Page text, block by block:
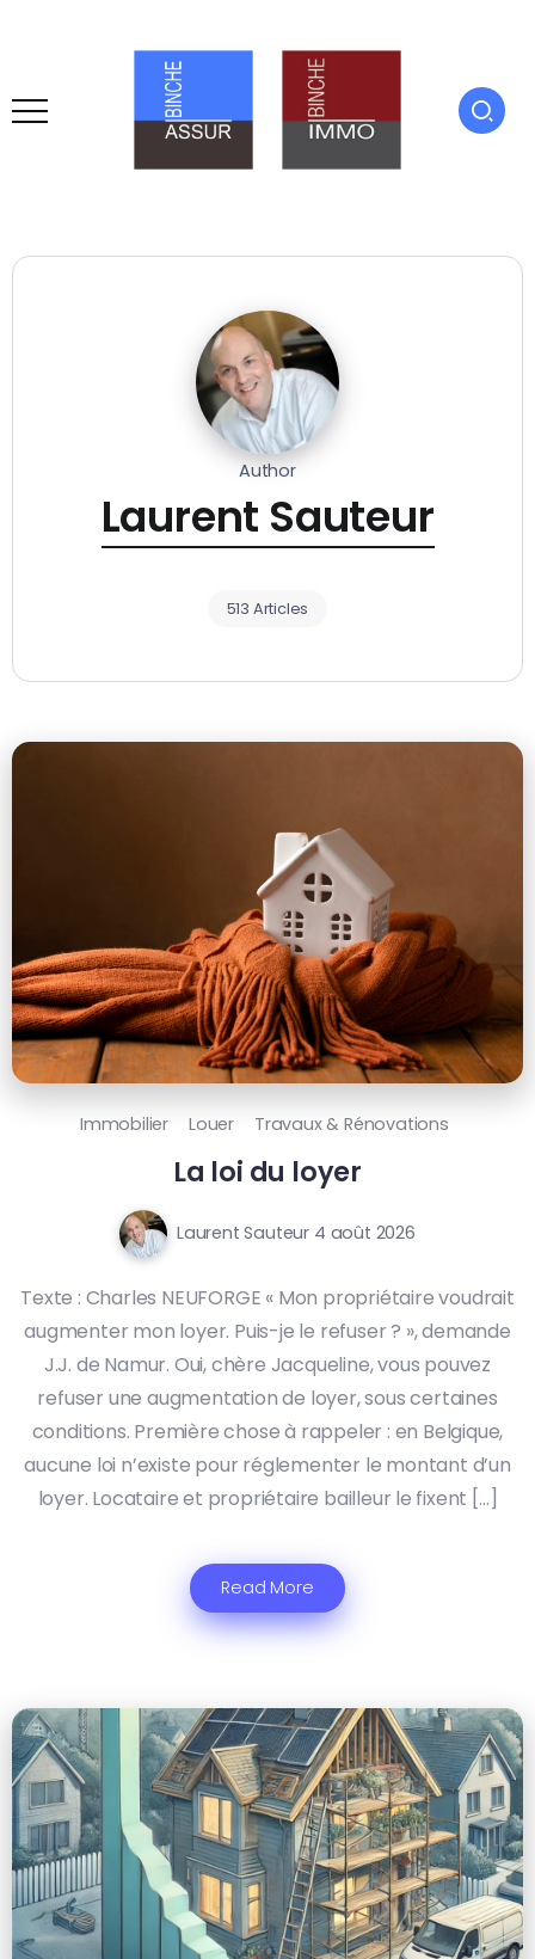
Author
Laurent Sauteur
513 Articles
Immobilier Louer Travaux & Rénovations
La loi du loyer
Laurent Sauteur 4 août 2026
Texte : Charles NEUFORGE « Mon propriétaire voudrait
augmenter mon loyer. Puis-je le refuser ? », demande
J.J. de Namur. Oui, chère Jacqueline, vous pouvez
refuser une augmentation de loyer, sous certaines
conditions. Première chose à rappeler : en Belgique,
aucune loi n’existe pour réglementer le montant d’un
loyer. Locataire et propriétaire bailleur le fixent […]
Read More